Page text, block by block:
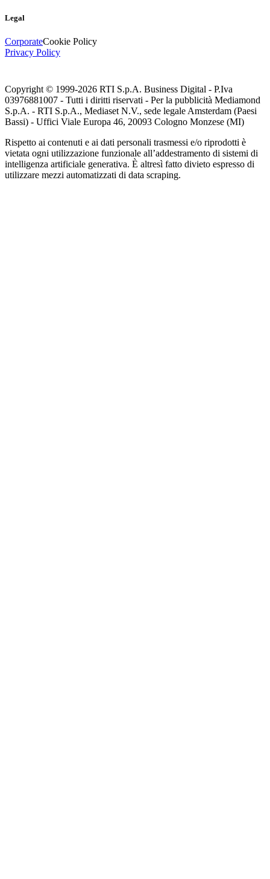
Legal
CorporateCookie Policy
Privacy Policy
Copyright © 1999-2026 RTI S.p.A. Business Digital - P.Iva
03976881007 - Tutti i diritti riservati - Per la pubblicità Mediamond
S.p.A. - RTI S.p.A., Mediaset N.V., sede legale Amsterdam (Paesi
Bassi) - Uffici Viale Europa 46, 20093 Cologno Monzese (MI)
Rispetto ai contenuti e ai dati personali trasmessi e/o riprodotti è
vietata ogni utilizzazione funzionale all’addestramento di sistemi di
intelligenza artificiale generativa. È altresì fatto divieto espresso di
utilizzare mezzi automatizzati di data scraping.